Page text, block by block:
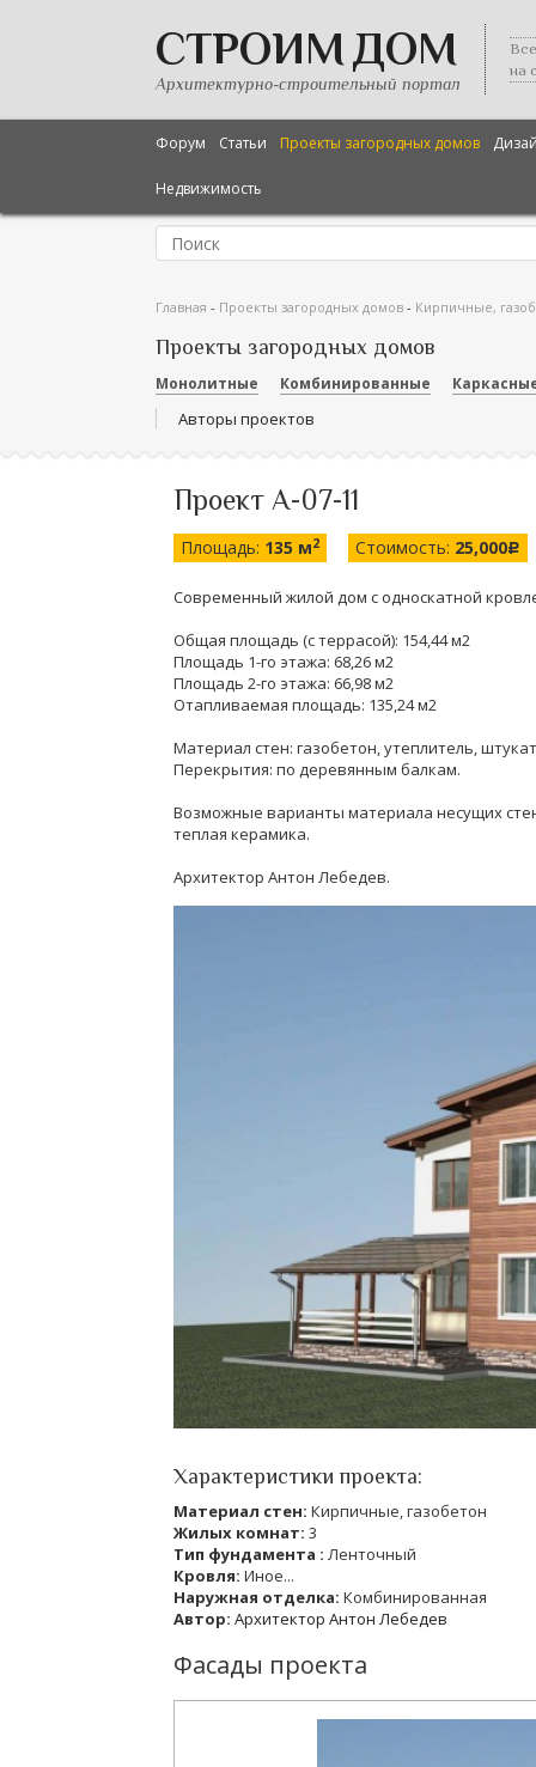
СТРОИМ ДОМ
Архитектурно-строительный портал
на
Форум Статьи Проекты загородных домов
Недвижимость
Главная - Проекты загородных домов - Кирпичные,
Проекты загородных домов
Монолитные Комбинированные
Авторы проектов
Проект А-07-11
Площадь: 135 м2 Стоимость: 25,000c
Современный жилой дом с односкатной
Общая площадь (с террасой): 154,44 м2
Площадь 1-го этажа: 68,26 м2
Площадь 2-го этажа: 66,98 м2
Отапливаемая площадь: 135,24 м2
Материал стен: газобетон, утеплитель,
Перекрытия: по деревянным балкам.
Возможные варианты материала несущих
теплая керамика.
Архитектор Антон Лебедев.
Характеристики проекта:
Материал стен: Кирпичные, газобетон
Жилых комнат: 3
Тип фундамента : Ленточный
Кровля: Иное...
Наружная отделка: Комбинированная
Автор: Архитектор Антон Лебедев
Фасады проекта